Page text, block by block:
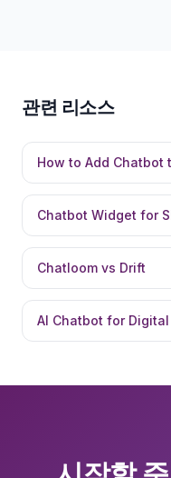
관련 리소스
How to Add Chatbot
Chatbot Widget for
Chatloom vs Drift
AI Chatbot for